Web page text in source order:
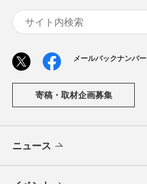
メールバックナンバー
寄稿・取材企画募集
ニュース